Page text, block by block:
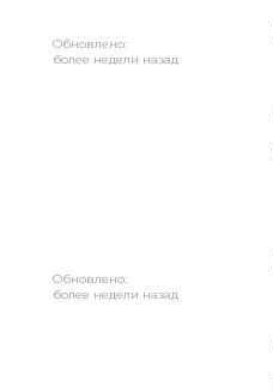
Обновлено:
более недели назад
Обновлено:
более недели назад